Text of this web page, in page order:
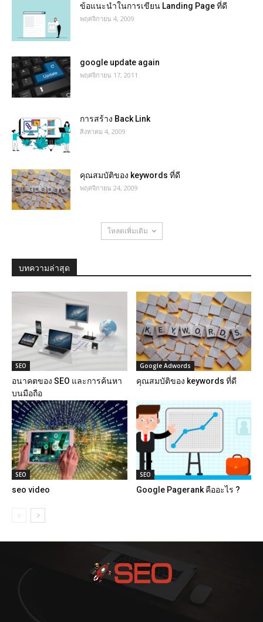
ข้อแนะนำในการเขียน Landing Page ที่ดี
พฤศจิกายน 4, 2009
google update again
พฤศจิกายน 17, 2011
การสร้าง Back Link
สิงหาคม 4, 2009
คุณสมบัติของ keywords ที่ดี
พฤศจิกายน 24, 2009
โหลดเพิ่มเติม
บทความล่าสุด
SEO
อนาคตของ SEO และการค้นหา
บนมือถือ
Google Adwords
คุณสมบัติของ keywords ที่ดี
SEO
seo video
SEO
Google Pagerank คืออะไร ?